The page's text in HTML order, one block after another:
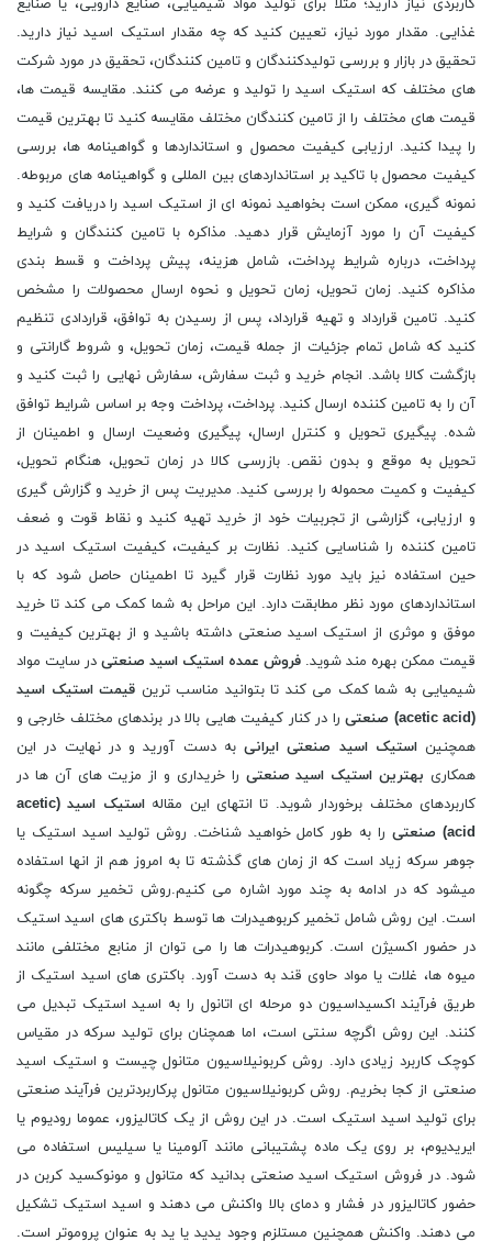
کاربردی نیاز دارید؛ مثلاً برای تولید مواد شیمیایی، صنایع دارویی، یا صنایع
غذایی. مقدار مورد نیاز، تعیین کنید که چه مقدار استیک اسید نیاز دارید.
تحقیق در بازار و بررسی تولیدکنندگان و تامین کنندگان، تحقیق در مورد شرکت
های مختلف که استیک اسید را تولید و عرضه می کنند. مقایسه قیمت ها،
قیمت های مختلف را از تامین کنندگان مختلف مقایسه کنید تا بهترین قیمت
را پیدا کنید. ارزیابی کیفیت محصول و استانداردها و گواهینامه ها، بررسی
کیفیت محصول با تاکید بر استانداردهای بین المللی و گواهینامه های مربوطه.
نمونه گیری، ممکن است بخواهید نمونه ای از استیک اسید را دریافت کنید و
کیفیت آن را مورد آزمایش قرار دهید. مذاکره با تامین کنندگان و شرایط
پرداخت، درباره شرایط پرداخت، شامل هزینه، پیش پرداخت و قسط بندی
مذاکره کنید. زمان تحویل، زمان تحویل و نحوه ارسال محصولات را مشخص
کنید. تامین قرارداد و تهیه قرارداد، پس از رسیدن به توافق، قراردادی تنظیم
کنید که شامل تمام جزئیات از جمله قیمت، زمان تحویل، و شروط گارانتی و
بازگشت کالا باشد. انجام خرید و ثبت سفارش، سفارش نهایی را ثبت کنید و
آن را به تامین کننده ارسال کنید. پرداخت، پرداخت وجه بر اساس شرایط توافق
شده. پیگیری تحویل و کنترل ارسال، پیگیری وضعیت ارسال و اطمینان از
تحویل به موقع و بدون نقص. بازرسی کالا در زمان تحویل، هنگام تحویل،
کیفیت و کمیت محموله را بررسی کنید. مدیریت پس از خرید و گزارش گیری
و ارزیابی، گزارشی از تجربیات خود از خرید تهیه کنید و نقاط قوت و ضعف
تامین کننده را شناسایی کنید. نظارت بر کیفیت، کیفیت استیک اسید در
حین استفاده نیز باید مورد نظارت قرار گیرد تا اطمینان حاصل شود که با
استانداردهای مورد نظر مطابقت دارد. این مراحل به شما کمک می کند تا خرید
موفق و موثری از استیک اسید صنعتی داشته باشید و از بهترین کیفیت و
قیمت ممکن بهره مند شوید. فروش عمده استیک اسید صنعتی در سایت مواد
شیمیایی به شما کمک می کند تا بتوانید مناسب ترین قیمتاستیک اسید
(
acetic acid) صنعتیرا در کنار کیفیت هایی بالا در برندهای مختلف خارجی و
همچنیناستیک اسید صنعتی ایرانی به دست آورید و در نهایت در این
همکاری بهترین استیک اسید صنعتی را خریداری و از مزیت های آن ها در
کاربردهای مختلف برخوردار شوید. تا انتهای این مقالهاستیک اسید (acetic
acid) صنعتیرا به طور کامل خواهید شناخت. روش تولید اسید استیک یا
جوهر سرکه زیاد است که از زمان های گذشته تا به امروز هم از انها استفاده
میشود که در ادامه به چند مورد اشاره می کنیم.روش تخمیر سرکه چگونه
است. این روش شامل تخمیر کربوهیدرات ها توسط باکتری های اسید استیک
در حضور اکسیژن است. کربوهیدرات ها را می توان از منابع مختلفی مانند
میوه ها، غلات یا مواد حاوی قند به دست آورد. باکتری های اسید استیک از
طریق فرآیند اکسیداسیون دو مرحله ای اتانول را به اسید استیک تبدیل می
کنند. این روش اگرچه سنتی است، اما همچنان برای تولید سرکه در مقیاس
کوچک کاربرد زیادی دارد. روش کربونیلاسیون متانول چیست و استیک اسید
صنعتی از کجا بخریم. روش کربونیلاسیون متانول پرکاربردترین فرآیند صنعتی
برای تولید اسید استیک است. در این روش از یک کاتالیزور، عموما رودیوم یا
ایریدیوم، بر روی یک ماده پشتیبانی مانند آلومینا یا سیلیس استفاده می
شود. در فروش استیک اسید صنعتی بدانید که متانول و مونوکسید کربن در
حضور کاتالیزور در فشار و دمای بالا واکنش می دهند و اسید استیک تشکیل
می دهند. واکنش همچنین مستلزم وجود یدید یا ید به عنوان پروموتر است.